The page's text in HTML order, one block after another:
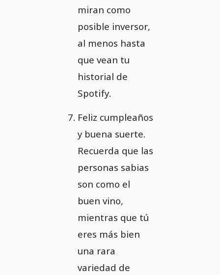
miran como
posible inversor,
al menos hasta
que vean tu
historial de
Spotify.
Feliz cumpleaños
y buena suerte.
Recuerda que las
personas sabias
son como el
buen vino,
mientras que tú
eres más bien
una rara
variedad de